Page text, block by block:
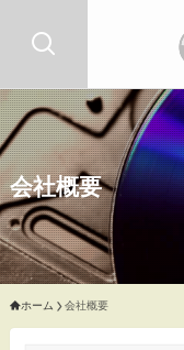
会社概要
ホーム 会社概要